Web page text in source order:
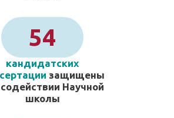
54
кандидатских
защищены
Научной
школы